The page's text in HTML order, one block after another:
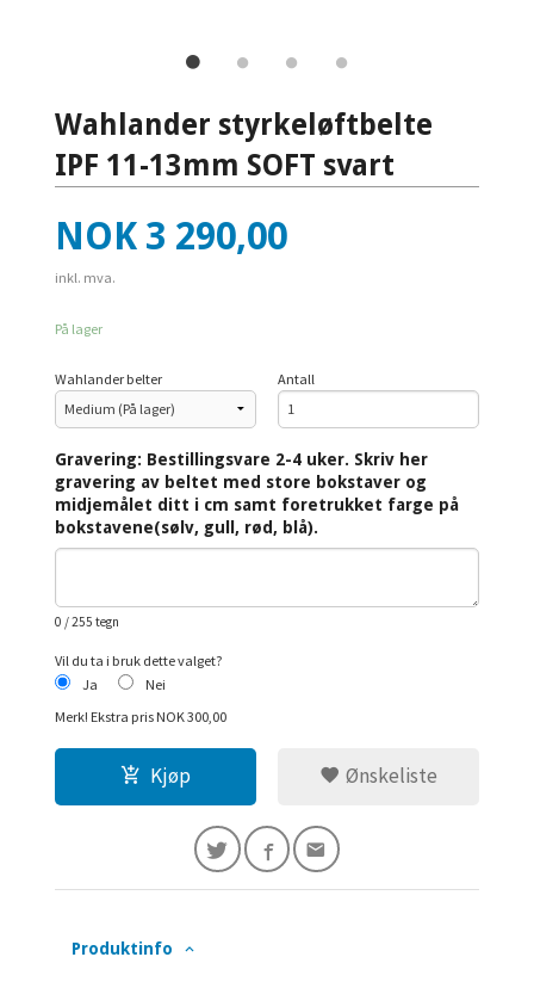
Wahlander styrkeløftbelte
IPF 11-13mm SOFT svart
Pris
NOK 3 290,00
inkl. mva.
På lager
Wahlander belter Antall
Gravering: Bestillingsvare 2-4 uker. Skriv her
gravering av beltet med store bokstaver og
midjemålet ditt i cm samt foretrukket farge på
bokstavene(sølv, gull, rød, blå).
0 / 255 tegn
Vil du ta i bruk dette valget?
Ja
Nei
Merk! Ekstra pris NOK 300,00
Kjøp Ønskeliste
Produktinfo